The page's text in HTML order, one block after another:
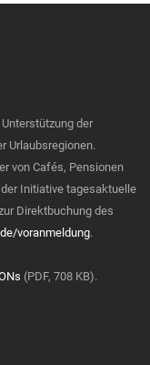
der
Urlaubsregionen.
von Cafés, Pensionen
Initiative tagesaktuelle
Direktbuchung des
voranmeldung.
(PDF, 708 KB).